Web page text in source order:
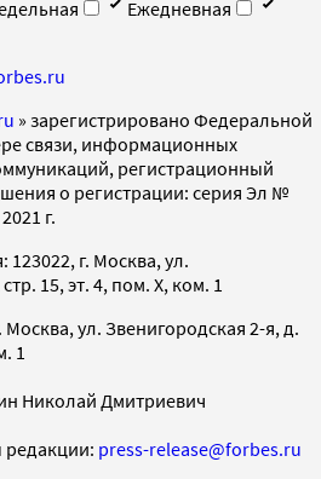
Ежедневная
» зарегистрировано Федеральной
связи, информационных
регистрационный
о регистрации: серия Эл №
г.
г. Москва, ул.
15, эт. 4, пом. X, ком. 1
ул. Звенигородская 2-я, д.
1
Николай Дмитриевич
редакции: press-release@forbes.ru